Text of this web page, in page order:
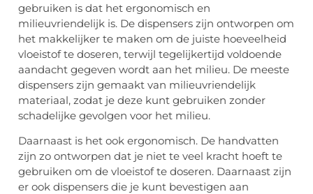
gebruiken is dat het ergonomisch en
milieuvriendelijk is. De dispensers zijn ontworpen om
het makkelijker te maken om de juiste hoeveelheid
vloeistof te doseren, terwijl tegelijkertijd voldoende
aandacht gegeven wordt aan het milieu. De meeste
dispensers zijn gemaakt van milieuvriendelijk
materiaal, zodat je deze kunt gebruiken zonder
schadelijke gevolgen voor het milieu.
Daarnaast is het ook ergonomisch. De handvatten
zijn zo ontworpen dat je niet te veel kracht hoeft te
gebruiken om de vloeistof te doseren. Daarnaast zijn
er ook dispensers die je kunt bevestigen aan